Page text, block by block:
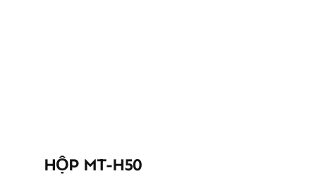
HỘP MT-H50